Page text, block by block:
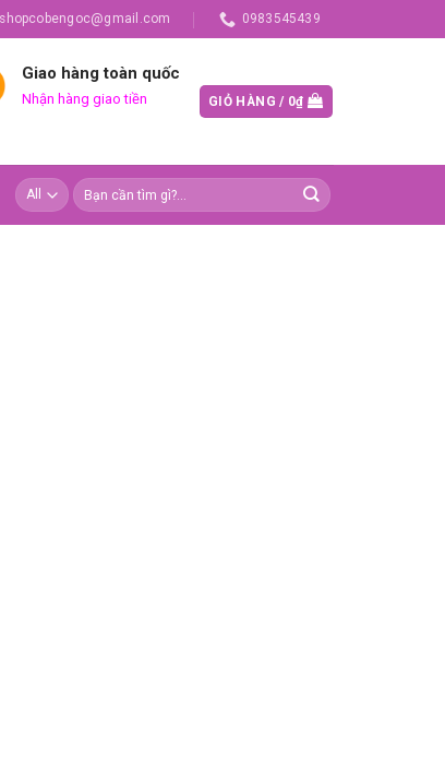
0983545439
Giao hàng toàn quốc
Nhận hàng giao tiền GIỎ HÀNG / 0₫